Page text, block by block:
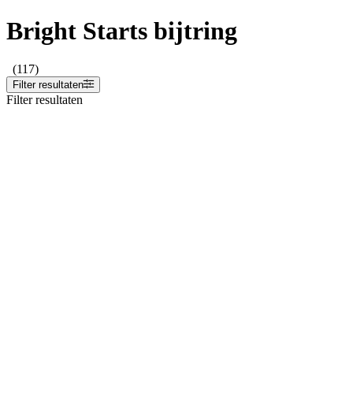
Bright Starts bijtring
(117)
Filter resultaten
Filter resultaten